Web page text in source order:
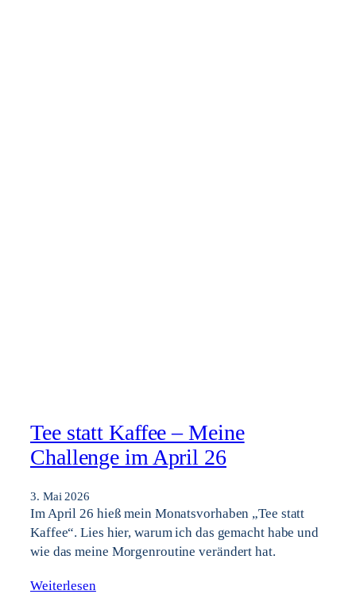
Tee statt Kaffee – Meine
Challenge im April 26
3. Mai 2026
Im April 26 hieß mein Monatsvorhaben „Tee statt
Kaffee“. Lies hier, warum ich das gemacht habe und
wie das meine Morgenroutine verändert hat.
Weiterlesen